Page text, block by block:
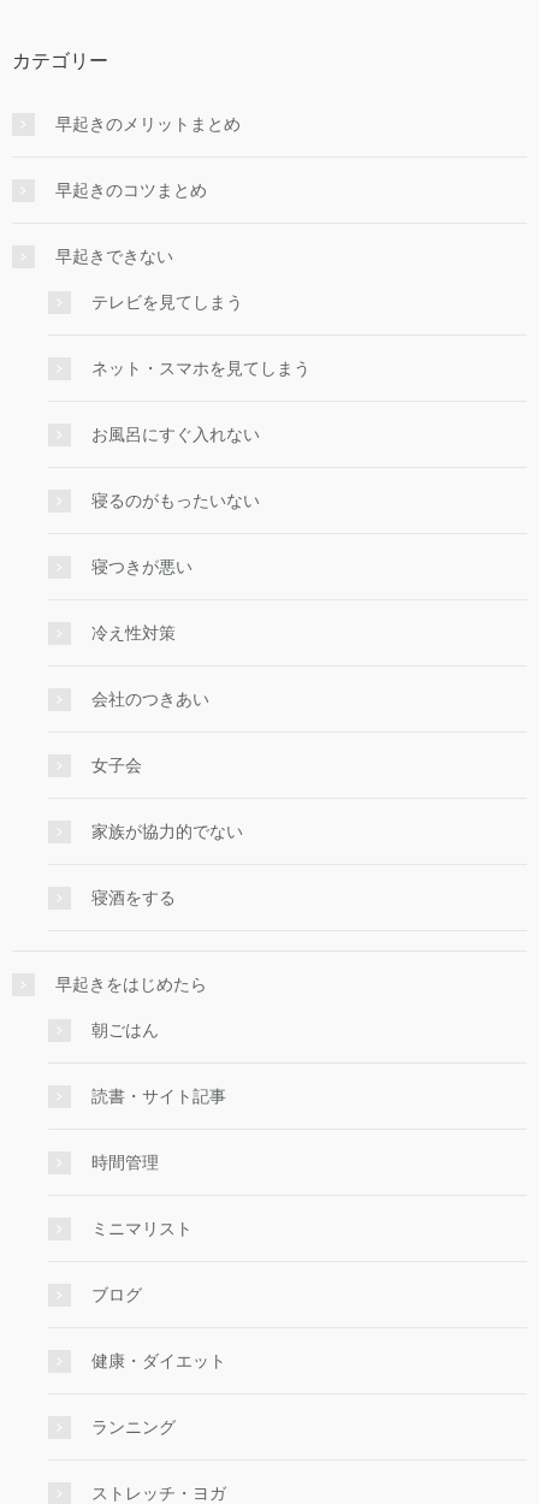
カテゴリー
早起きのメリットまとめ
早起きのコツまとめ
早起きできない
テレビを見てしまう
ネット・スマホを見てしまう
お風呂にすぐ入れない
寝るのがもったいない
寝つきが悪い
冷え性対策
会社のつきあい
女子会
家族が協力的でない
寝酒をする
早起きをはじめたら
朝ごはん
読書・サイト記事
時間管理
ミニマリスト
ブログ
健康・ダイエット
ランニング
ストレッチ・ヨガ